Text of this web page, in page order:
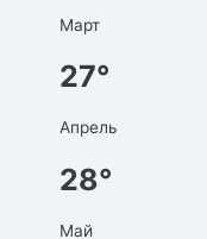
Март
27°
Апрель
28°
Май